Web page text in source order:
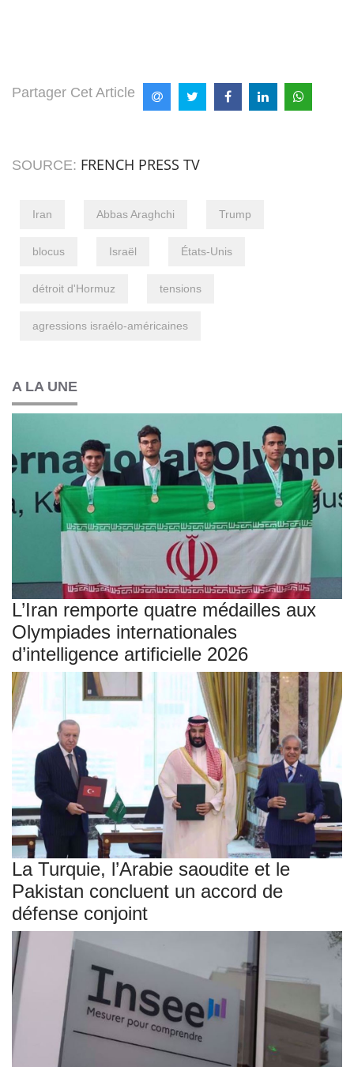
Partager Cet Article
SOURCE: FRENCH PRESS TV
Iran Abbas Araghchi Trump
blocus Israël États-Unis
détroit d'Hormuz tensions
agressions israélo-américaines
A LA UNE
L’Iran remporte quatre médailles aux
Olympiades internationales
d’intelligence artificielle 2026
La Turquie, l’Arabie saoudite et le
Pakistan concluent un accord de
défense conjoint